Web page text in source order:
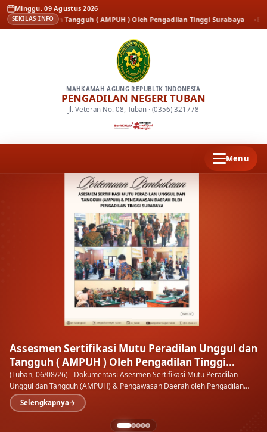
Minggu, 09 Agustus 2026
SEKILAS INFO
dan Tangguh ( AMPUH ) Oleh Pengadilan Tinggi Surabaya Berita
MAHKAMAH AGUNG REPUBLIK INDONESIA
PENGADILAN NEGERI TUBAN
Jl. Veteran No. 08, Tuban · (0356) 321778
Menu
Assesmen Sertifikasi Mutu Peradilan Unggul dan
Tangguh ( AMPUH ) Oleh Pengadilan Tinggi
Surabaya
(Tuban, 06/08/26) - Dokumentasi Asesmen Sertifikasi Mutu Peradilan
Unggul dan Tangguh (AMPUH) & Pengawasan Daerah oleh Pengadilan
Tinggi Surabaya pada Pengadilan Negeri…
Selengkapnya